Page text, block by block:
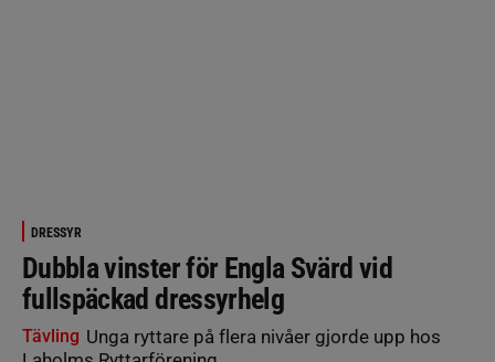
DRESSYR
Dubbla vinster för Engla Svärd vid
fullspäckad dressyrhelg
Tävling Unga ryttare på flera nivåer gjorde upp hos